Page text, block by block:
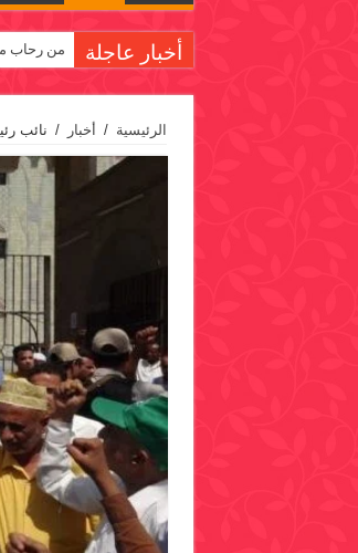
أخبار عاجلة من رحاب
الرئيسية / أخبار / نائب